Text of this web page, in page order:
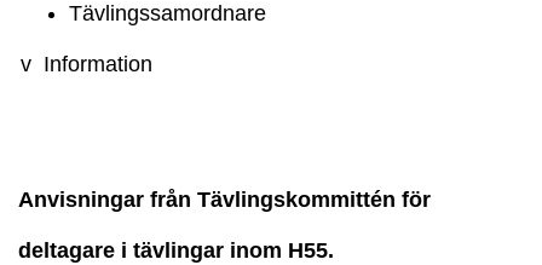
Tävlingssamordnare
v Information
Anvisningar från Tävlingskommittén för
deltagare i tävlingar inom H55.